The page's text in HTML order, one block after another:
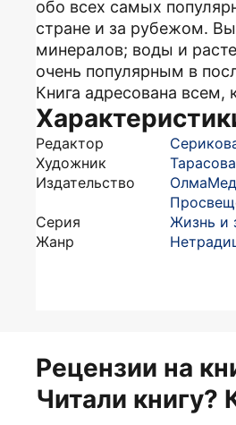
обо всех самых
стране и за рубежом.
минералов; воды и
очень популярным в
Книга адресована всем,
Редактор
Художник
Издательство
Серия
Жизнь и
Жанр
Рецензии на
Читали книгу?